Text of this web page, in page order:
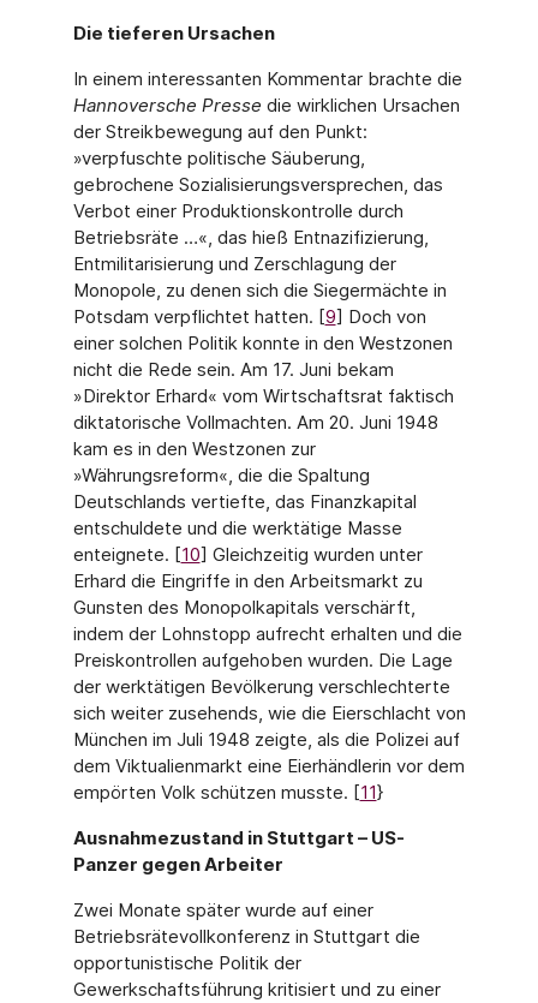
Die tieferen Ursachen
In einem interessanten Kommentar brachte die
Hannoversche Presse die wirklichen Ursa­chen
der Streikbewegung auf den Punkt:
»verpfuschte politische Säuberung,
gebrochene Sozialisierungsversprechen, das
Verbot einer Produktionskontrolle durch
Betriebsräte …«, das hieß Entnazifizierung,
Entmilitarisierung und Zerschlagung der
Monopole, zu denen sich die Siegermächte in
Potsdam verpflichtet hatten. [9] Doch von
einer solchen Politik konnte in den Westzonen
nicht die Rede sein. Am 17. Juni bekam
»Direktor Erhard« vom Wirtschaftsrat faktisch
diktatorische Vollmachten. Am 20. Juni 1948
kam es in den West­zonen zur
»Währungsreform«, die die Spaltung
Deutschlands vertiefte, das Finanzkapital
entschuldete und die werktätige Masse
enteignete. [10] Gleichzeitig wurden unter
Erhard die Eingriffe in den Arbeitsmarkt zu
Gunsten des Monopolkapitals verschärft,
indem der Lohn­stopp aufrecht erhalten und die
Preiskontrollen aufgehoben wurden. Die Lage
der werktäti­gen Bevölkerung verschlechterte
sich weiter zusehends, wie die Eierschlacht von
München im Juli 1948 zeigte, als die Polizei auf
dem Viktualienmarkt eine Eierhändlerin vor dem
empörten Volk schützen musste. [11}
Ausnahmezustand in Stuttgart – US-
Panzer gegen Arbeiter
Zwei Monate später wurde auf einer
Betriebsrätevollkonferenz in Stuttgart die
opportunis­tische Politik der
Gewerkschaftsführung kritisiert und zu einer